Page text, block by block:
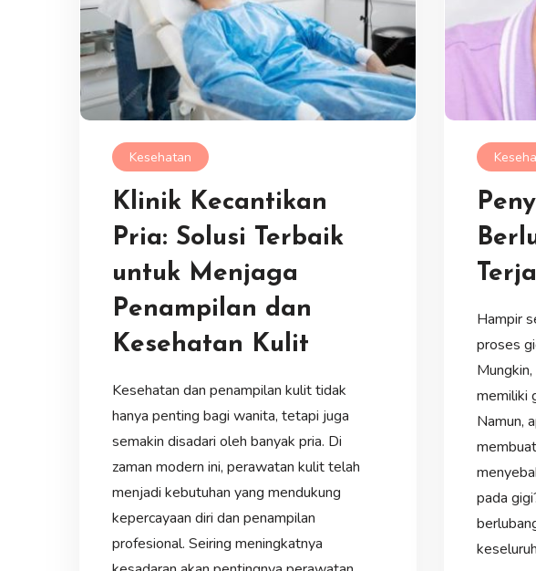
Kesehatan
Klinik Kecantikan
Pria: Solusi Terbaik
untuk Menjaga
Penampilan dan
Kesehatan Kulit
Kesehatan dan penampilan kulit tidak
hanya penting bagi wanita, tetapi juga
semakin disadari oleh banyak pria. Di
zaman modern ini, perawatan kulit telah
menjadi kebutuhan yang mendukung
kepercayaan diri dan penampilan
profesional. Seiring meningkatnya
Hampir
proses
memiliki
Namun,
pada